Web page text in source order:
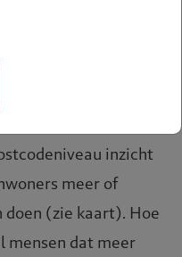
met een lager
is van
inzicht
meer of
doen (zie kaart). Hoe
mensen dat meer